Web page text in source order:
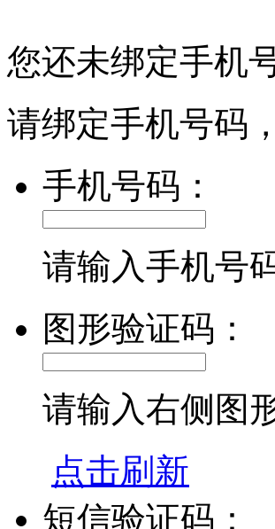
您还未绑定手机
请绑定手机号码
手机号码：
请输入手机号
图形验证码：
请输入右侧图
点击刷新
短信验证码：